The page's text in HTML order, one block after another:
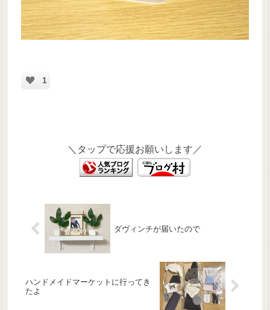
1
＼タップで応援お願いします／
ダヴィンチが届いたので
ハンドメイドマーケットに行ってき
たよ